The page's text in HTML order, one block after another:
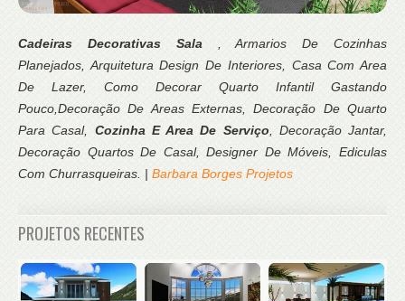
Cadeiras Decorativas Sala , Armarios De Cozinhas
Planejados, Arquitetura Design De Interiores, Casa Com Area
De Lazer, Como Decorar Quarto Infantil Gastando
Pouco,Decoração De Areas Externas, Decoração De Quarto
Para Casal, Cozinha E Area De Serviço, Decoração Jantar,
Decoração Quartos De Casal, Designer De Móveis, Ediculas
Com Churrasqueiras. | Barbara Borges Projetos
PROJETOS RECENTES